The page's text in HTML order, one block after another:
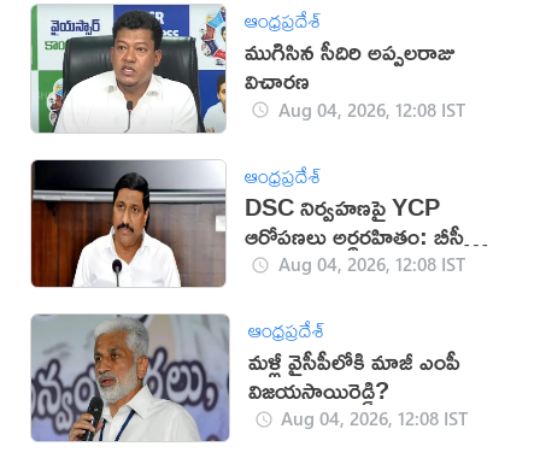
ఆంధ్రప్రదేశ్
ముగిసిన సీదిరి అప్పలరాజు
విచారణ
Aug 04, 2026, 12:08 IST
ఆంధ్రప్రదేశ్
DSC నిర్వహణపై YCP
ఆరోపణలు అర్థరహితం: బీసీ
జనార్దన్‌రెడ్డి
Aug 04, 2026, 12:08 IST
ఆంధ్రప్రదేశ్
మళ్లీ వైసీపీలోకి మాజీ ఎంపీ
విజయసాయిరెడ్డి?
Aug 04, 2026, 12:08 IST